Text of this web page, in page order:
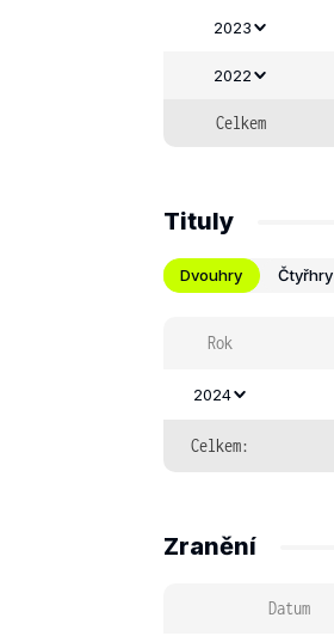
2023
2022
Celkem
Tituly
Dvouhry Čtyřhry
Rok
2024
Celkem:
Zranění
Datum